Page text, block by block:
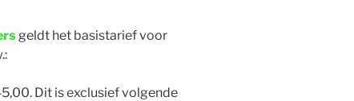
geldt het basistarief voor
Dit is exclusief volgende